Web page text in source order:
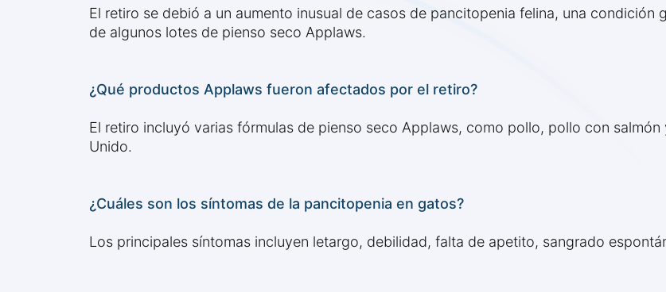
El retiro se debió a un aumento inusual de casos de pancitopenia felina, una condición
de algunos lotes de pienso seco Applaws.
¿Qué productos Applaws fueron afectados por el retiro?
El retiro incluyó varias fórmulas de pienso seco Applaws, como pollo, pollo con
Unido.
¿Cuáles son los síntomas de la pancitopenia en gatos?
Los principales síntomas incluyen letargo, debilidad, falta de apetito, sangrado